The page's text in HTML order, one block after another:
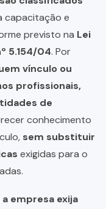
capacitação e
previsto na Lei
5.154/04. Por
vínculo ou
profissionais,
de
conhecimento
sem substituir
exigidas para o
empresa exija